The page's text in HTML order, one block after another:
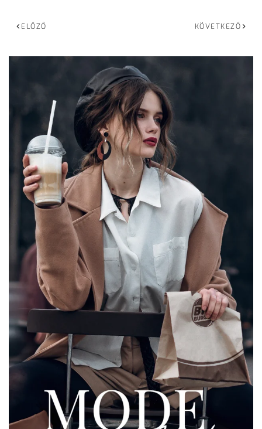
ELŐZŐ KÖVETKEZŐ